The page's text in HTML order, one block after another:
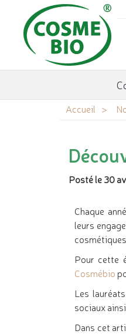
Accueil
Posté le 30
Chaque
leurs
Pour cette
Cosmébio
Les
sociaux
Dans cet